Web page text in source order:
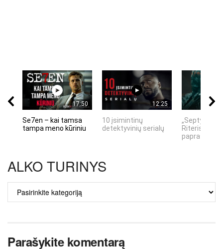
17:50
Se7en – kai tamsa
tampa meno kūriniu
12:25
10 įsimintinų
detektyvinių serialų
„Septynių
Riteris" – kai
ALKO TURINYS
ALKO
TURINYS
Parašykite komentarą